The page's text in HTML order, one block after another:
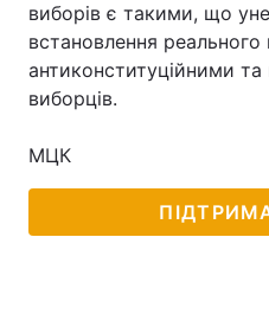
виборів є такими, що
встановлення
антиконституційними
виборців.
МЦК